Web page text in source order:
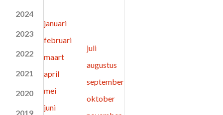
2024
2023
2022
2021
2020
2019
januari
februari
maart
april
mei
juni
juli
augustus
september
oktober